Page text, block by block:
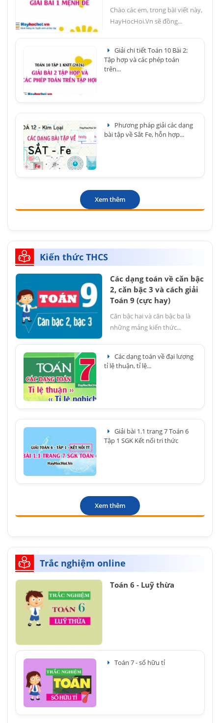
Chào các em, trong bài viết này,
HayHocHoi.Vn sẽ đồng...
Giải chi tiết Toán 10 Bài 2:
Tập hợp và các phép toán
trên...
Phương pháp giải các dạng
bài tập về Sắt Fe, hỗn hợp...
Xem thêm
Kiến thức THCS
Các dạng toán về căn bậc
2, căn bậc 3 và cách giải
Toán 9 (cực hay)
Căn bậc hai và căn bậc ba là
những mảng kiến thức...
Các dạng toán về đại lượng
tỉ lệ thuận, tỉ lệ...
Giải bài 1.1 trang 7 Toán 6
Tập 1 SGK Kết nối tri thức
Xem thêm
Trắc nghiệm online
Toán 6 - Luỹ thừa
Toán 7 - số hữu tỉ